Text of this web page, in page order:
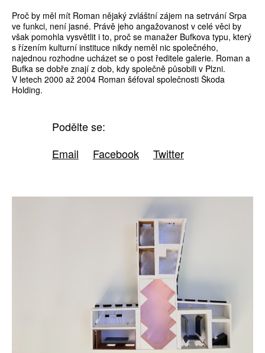
Proč by měl mít Roman nějaký zvláštní zájem na setrvání Srpa
ve funkci, není jasné. Právě jeho angažovanost v celé věci by
však pomohla vysvětlit i to, proč se manažer Bufkova typu, který
s řízením kulturní instituce nikdy neměl nic společného,
najednou rozhodne ucházet se o post ředitele galerie. Roman a
Bufka se dobře znají z dob, kdy společně působili v Plzni.
V letech 2000 až 2004 Roman šéfoval společnosti Škoda
Holding.
Podělte se:
Email
Facebook Twitter